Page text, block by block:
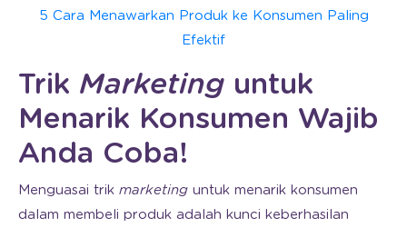
5 Cara Menawarkan Produk ke Konsumen Paling
Efektif
Trik Marketing untuk
Menarik Konsumen Wajib
Anda Coba!
Menguasai trik marketing untuk menarik konsumen
dalam membeli produk adalah kunci keberhasilan